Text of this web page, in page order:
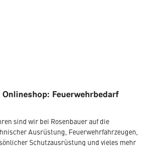
Onlineshop: Feuerwehrbedarf
sind wir bei Rosenbauer auf die
Ausrüstung, Feuerwehrfahrzeugen,
Schutzausrüstung und vieles mehr